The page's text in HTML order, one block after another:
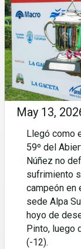
May 13,
Llegó como
59º del
Núñez no
sufrimiento
campeón en
sede Alpa
hoyo de
Pinto, luego
(-12).